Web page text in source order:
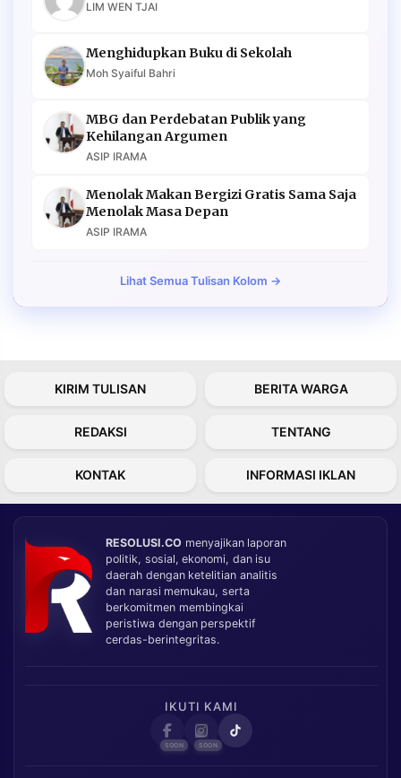
LIM WEN TJAI
Menghidupkan Buku di Sekolah
Moh Syaiful Bahri
MBG dan Perdebatan Publik yang
Kehilangan Argumen
ASIP IRAMA
Menolak Makan Bergizi Gratis Sama Saja
Menolak Masa Depan
ASIP IRAMA
Lihat Semua Tulisan Kolom →
KIRIM TULISAN BERITA WARGA
REDAKSI TENTANG
KONTAK INFORMASI IKLAN
RESOLUSI.CO menyajikan laporan
politik, sosial, ekonomi, dan isu
daerah dengan ketelitian analitis
dan narasi memukau, serta
berkomitmen membingkai
peristiwa dengan perspektif
cerdas-berintegritas.
IKUTI KAMI